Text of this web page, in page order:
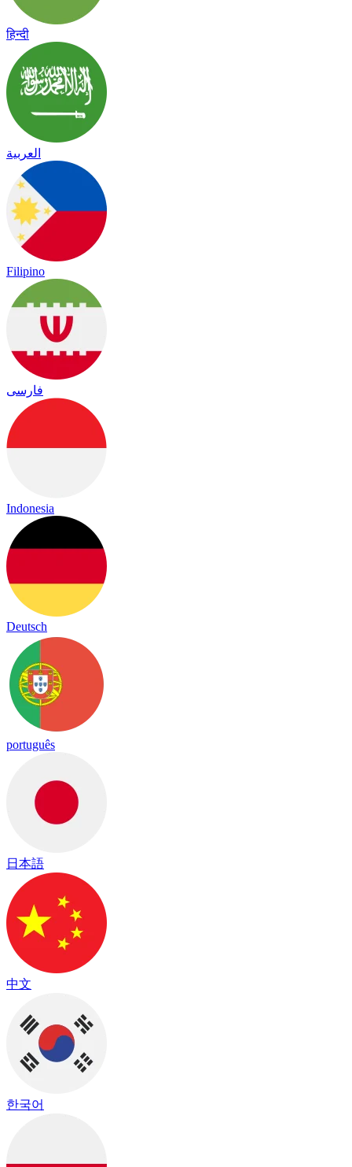
हिन्दी
العربية
Filipino
فارسی
Indonesia
Deutsch
português
日本語
中文
한국어